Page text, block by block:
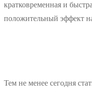
кратковременная и
положительный эффект
Тем не менее сегодня